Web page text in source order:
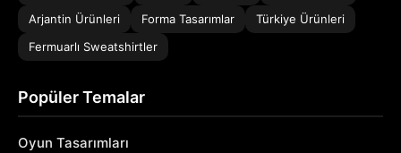
Arjantin Ürünleri
Forma Tasarımlar
Türkiye Ürünleri
Fermuarlı Sweatshirtler
Popüler Temalar
Oyun Tasarımları